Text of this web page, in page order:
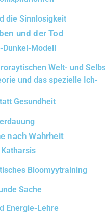
die Sinnlosigkeit
und der Tod
Modell
Welt- und
und das spezielle Ich-
Gesundheit
nach Wahrheit
Bloomyytraining
Sache
Energie-Lehre